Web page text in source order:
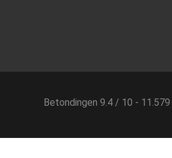
Betondingen 9.4 / 10 - 11.579